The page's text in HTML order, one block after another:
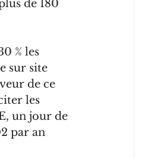
de 180
% les
sur site
de ce
les
un jour de
par an